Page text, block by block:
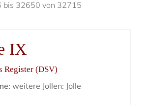
bis 32650 von 32715
IX
Register (DSV)
weitere Jollen: Jolle